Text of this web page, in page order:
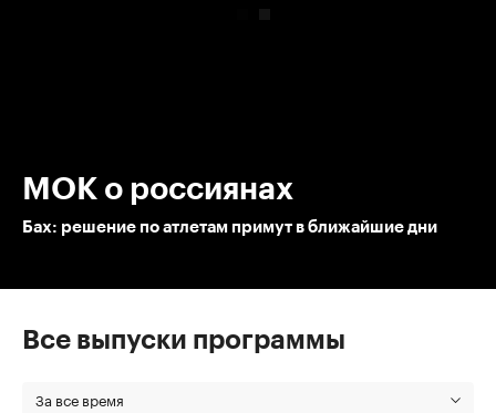
МОК о россиянах
Бах: решение по атлетам примут в ближайшие дни
Все выпуски программы
За все время